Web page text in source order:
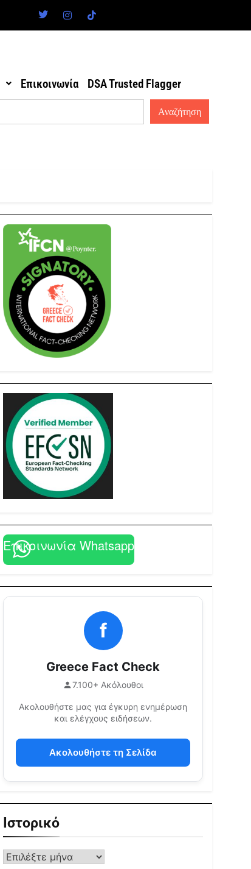
Επικοινωνία DSA Trusted Flagger
Επικοινωνία Whatsapp
f
Greece Fact Check
7.100+ Ακόλουθοι
Ακολουθήστε μας για έγκυρη ενημέρωση
και ελέγχους ειδήσεων.
Ακολουθήστε τη Σελίδα
Ιστορικό